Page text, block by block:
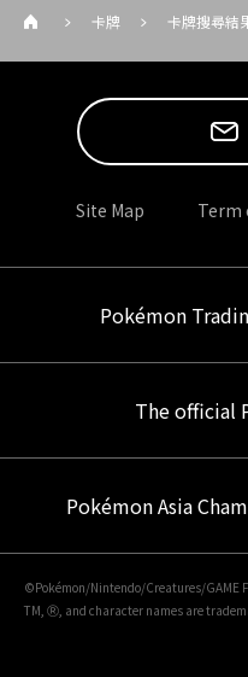
卡牌 卡牌搜尋結
Site Map Term
Pokémon
The official
Pokémon Asia
©Pokémon/Nintendo/Creatures/GAME
TM, Ⓡ, and character names are